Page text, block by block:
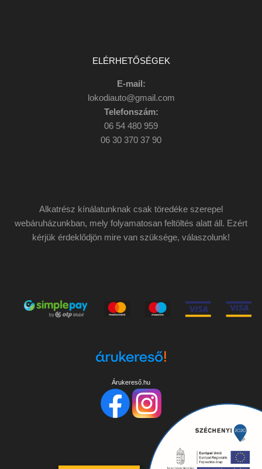
ELÉRHETŐSÉGEK
E-mail:
lokodiauto@gmail.com
Telefonszám:
06 54 480 959
06 30 370 37 90
Alkatrész kínálatunknak csak töredéke szerepel
webáruházunkban, mely folyamatosan feltöltés alatt áll. Ezért
kérjük érdeklődjön mire van szüksége, válaszolunk!
Árukereső.hu